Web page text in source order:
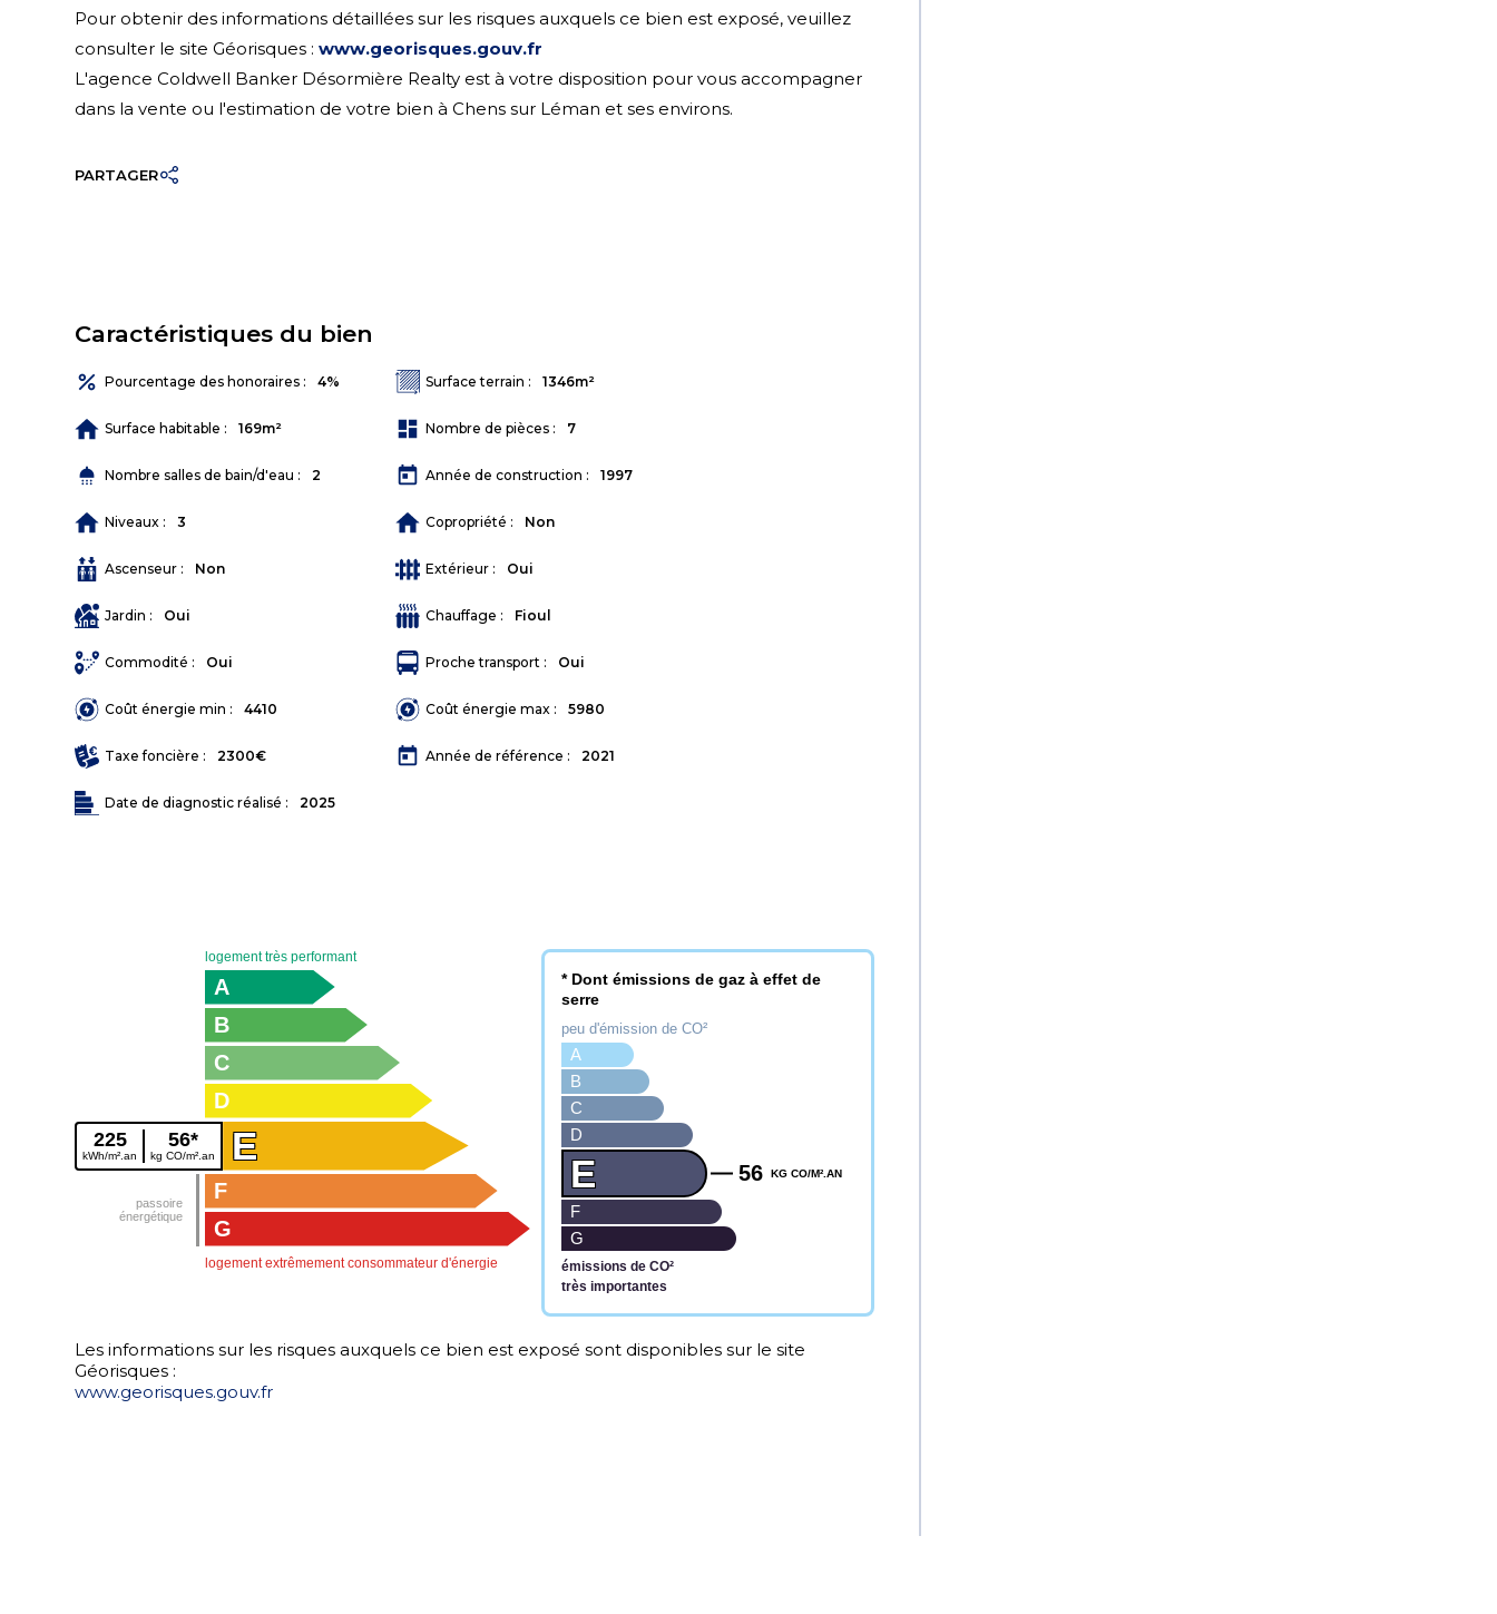
Pour obtenir des informations détaillées sur les risques auxquels ce bien est exposé, veuillez
consulter le site Géorisques :www.georisques.gouv.fr
L'agence Coldwell Banker Désormière Realty est à votre disposition pour vous accompagner
dans la vente ou l'estimation de votre bien à Chens sur Léman et ses environs.
PARTAGER
Caractéristiques du bien
percent Pourcentage des honoraires : 4% Surface terrain : 1346m²
Surface habitable : 169m² dashboard Nombre de pièces : 7
shower Nombre salles de bain/d'eau : 2 today Année de construction : 1997
Niveaux : 3 Copropriété : Non
Ascenseur : Non Extérieur : Oui
Jardin : Oui Chauffage : Fioul
Commodité : Oui Proche transport : Oui
Coût énergie min : 4410 Coût énergie max : 5980
Taxe foncière : 2300€ today Année de référence : 2021
Date de diagnostic réalisé : 2025
logement très performant
A
B
C
D
225
kWh/m².an
56*
kg CO/m².an E
F
G
logement extrêmement consommateur d'énergie
* Dont émissions de gaz à effet de
serre
peu d'émission de CO²
A
B
C
D
56 KG CO/M².AN
E
F
G
émissions de CO²
très importantes
www.georisques.gouv.fr